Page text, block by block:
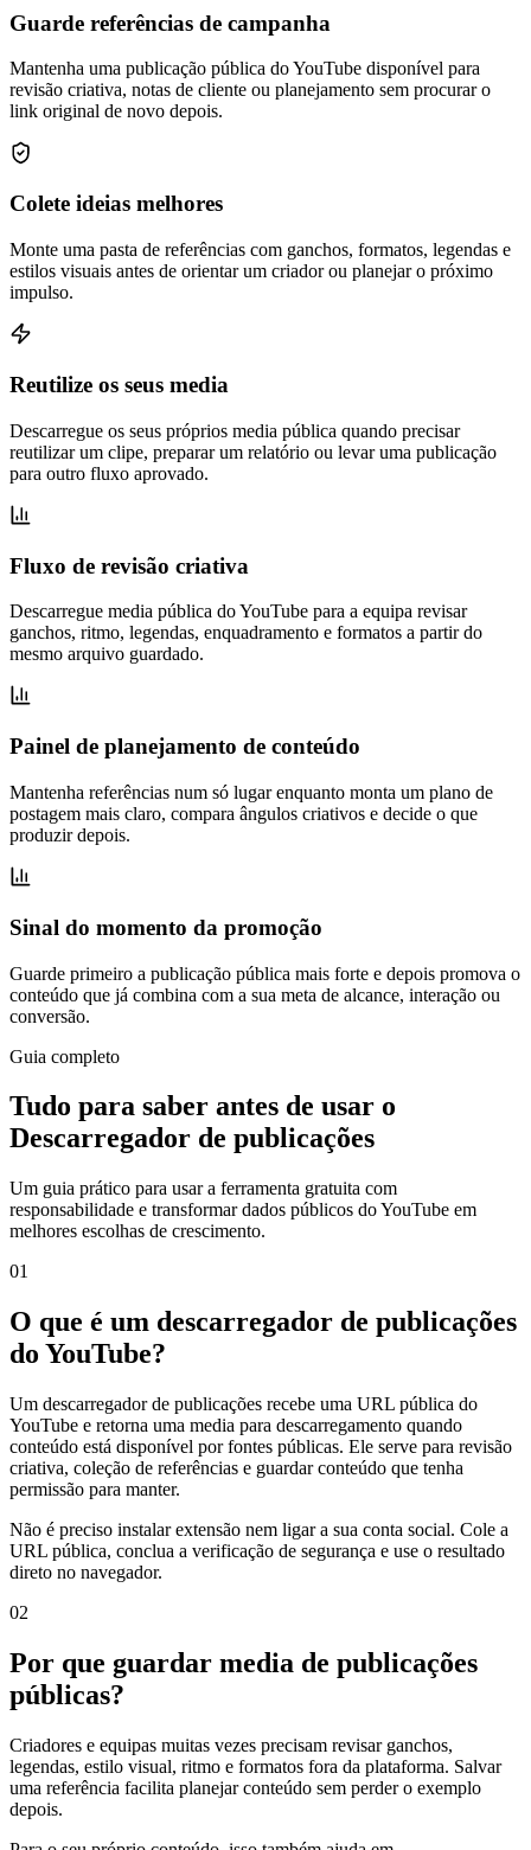
Guarde referências de campanha
Mantenha uma publicação pública do YouTube disponível para
revisão criativa, notas de cliente ou planejamento sem procurar o
link original de novo depois.
Colete ideias melhores
Monte uma pasta de referências com ganchos, formatos, legendas e
estilos visuais antes de orientar um criador ou planejar o próximo
impulso.
Reutilize os seus media
Descarregue os seus próprios media pública quando precisar
reutilizar um clipe, preparar um relatório ou levar uma publicação
para outro fluxo aprovado.
Fluxo de revisão criativa
Descarregue media pública do YouTube para a equipa revisar
ganchos, ritmo, legendas, enquadramento e formatos a partir do
mesmo arquivo guardado.
Painel de planejamento de conteúdo
Mantenha referências num só lugar enquanto monta um plano de
postagem mais claro, compara ângulos criativos e decide o que
produzir depois.
Sinal do momento da promoção
Guarde primeiro a publicação pública mais forte e depois promova o
conteúdo que já combina com a sua meta de alcance, interação ou
conversão.
Guia completo
Tudo para saber antes de usar o
Descarregador de publicações
Um guia prático para usar a ferramenta gratuita com
responsabilidade e transformar dados públicos do YouTube em
melhores escolhas de crescimento.
01
O que é um descarregador de publicações
do YouTube?
Um descarregador de publicações recebe uma URL pública do
YouTube e retorna uma media para descarregamento quando
conteúdo está disponível por fontes públicas. Ele serve para revisão
criativa, coleção de referências e guardar conteúdo que tenha
permissão para manter.
Não é preciso instalar extensão nem ligar a sua conta social. Cole a
URL pública, conclua a verificação de segurança e use o resultado
direto no navegador.
02
Por que guardar media de publicações
públicas?
Criadores e equipas muitas vezes precisam revisar ganchos,
legendas, estilo visual, ritmo e formatos fora da plataforma. Salvar
uma referência facilita planejar conteúdo sem perder o exemplo
depois.